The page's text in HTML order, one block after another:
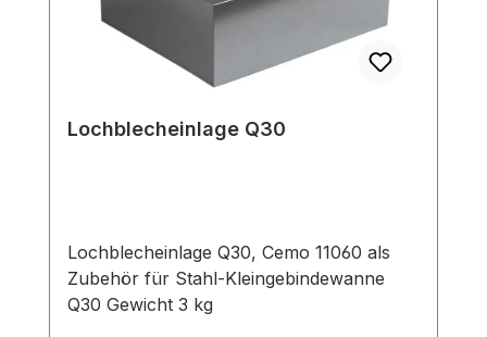
Lochblecheinlage Q30
Lochblecheinlage Q30, Cemo 11060 als
Zubehör für Stahl-Kleingebindewanne
Q30 Gewicht 3 kg